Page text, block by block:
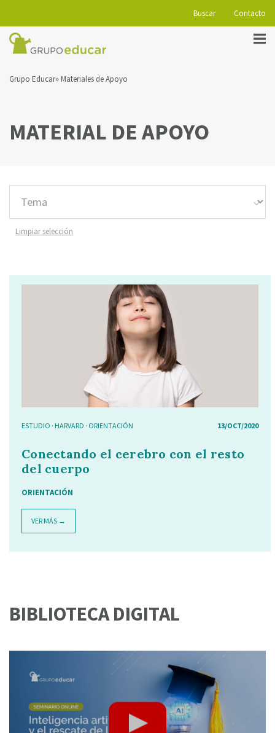
Buscar Contacto
Grupo Educar Materiales de Apoyo
MATERIAL DE APOYO
Limpiar selección
ESTUDIO · HARVARD · ORIENTACIÓN 13/OCT/2020
Conectando el cerebro con el resto
del cuerpo
ORIENTACIÓN
VER MÁS →
BIBLIOTECA DIGITAL